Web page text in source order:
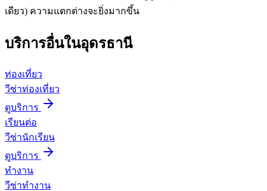
เดียว) ความแตกต่างจะยิ่งมากขึ้น
บริการอื่นในอุดรธานี
ท่องเที่ยว
วีซ่าท่องเที่ยว
ดูบริการ
เรียนต่อ
วีซ่านักเรียน
ดูบริการ
ทำงาน
วีซ่าทำงาน